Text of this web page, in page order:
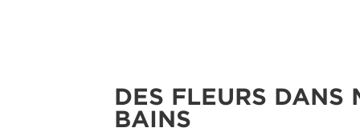
DES FLEURS DANS
BAINS